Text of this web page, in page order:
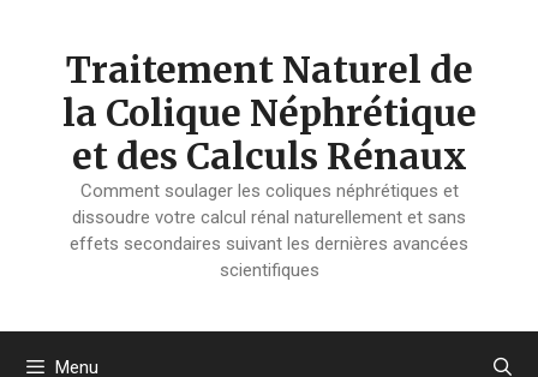
Traitement Naturel de
la Colique Néphrétique
et des Calculs Rénaux
Comment soulager les coliques néphrétiques et
dissoudre votre calcul rénal naturellement et sans
effets secondaires suivant les dernières avancées
scientifiques
Menu